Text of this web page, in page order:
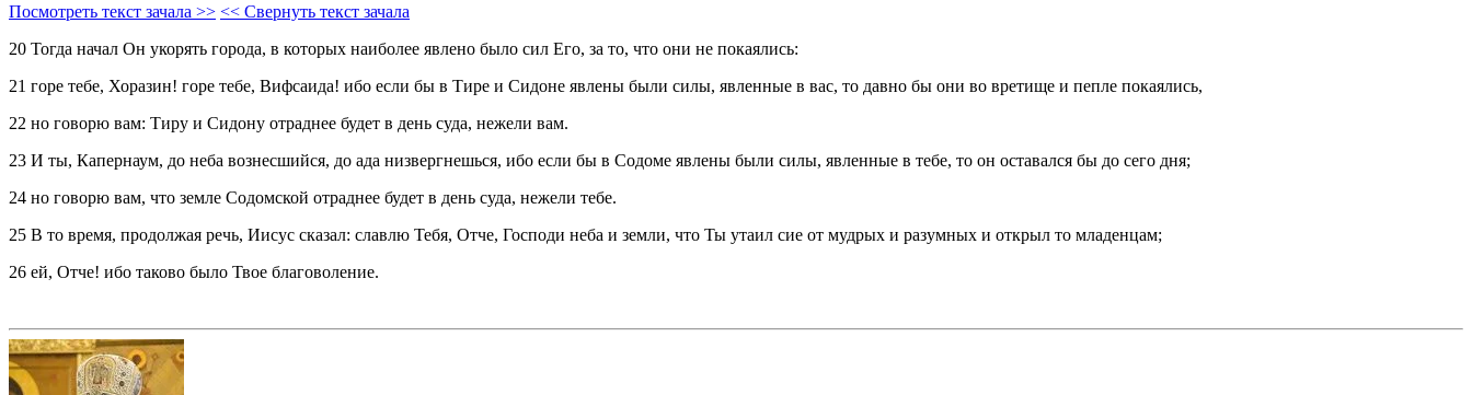
Посмотреть текст зачала >> << Свернуть текст зачала
20 Тогда начал Он укорять города, в которых наиболее явлено было сил Его, за то, что они не покаялись:
21 горе тебе, Хоразин! горе тебе, Вифсаида! ибо если бы в Тире и Сидоне явлены были силы, явленные в вас, то давно бы они во вретище и пепле покаялись,
22 но говорю вам: Тиру и Сидону отраднее будет в день суда, нежели вам.
23 И ты, Капернаум, до неба вознесшийся, до ада низвергнешься, ибо если бы в Содоме явлены были силы, явленные в тебе, то он оставался бы до сего дня;
24 но говорю вам, что земле Содомской отраднее будет в день суда, нежели тебе.
25 В то время, продолжая речь, Иисус сказал: славлю Тебя, Отче, Господи неба и земли, что Ты утаил сие от мудрых и разумных и открыл то младенцам;
26 ей, Отче! ибо таково было Твое благоволение.